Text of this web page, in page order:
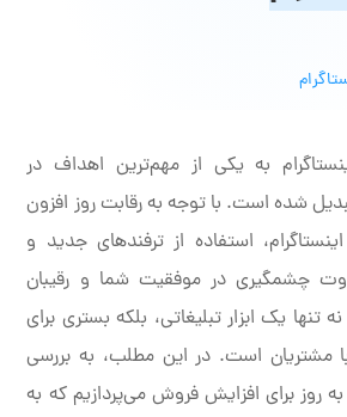
به یکی از مهم‌ترین اهداف در
شده است. با توجه به رقابت روز افزون
استفاده از ترفندهای جدید و
چشمگیری در موفقیت شما و رقیبان
تنها یک ابزار تبلیغاتی، بلکه بستری برای
با مشتریان است. در این مطلب، به بررسی
روز برای افزایش فروش می‌پردازیم که به